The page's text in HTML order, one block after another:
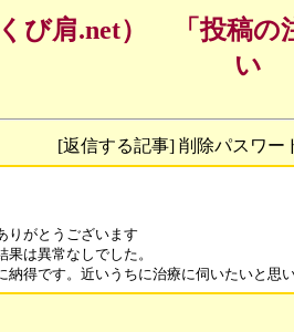
び肩.net） 「投稿の
い
[返信する記事] 削除パスワー
りがとうございます
果は異常なしでした。
納得です。近いうちに治療に伺いたいと思い